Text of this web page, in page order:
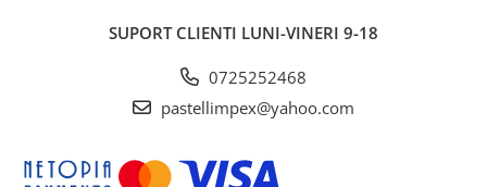
SUPORT CLIENTI LUNI-VINERI 9-18
0725252468
pastellimpex@yahoo.com